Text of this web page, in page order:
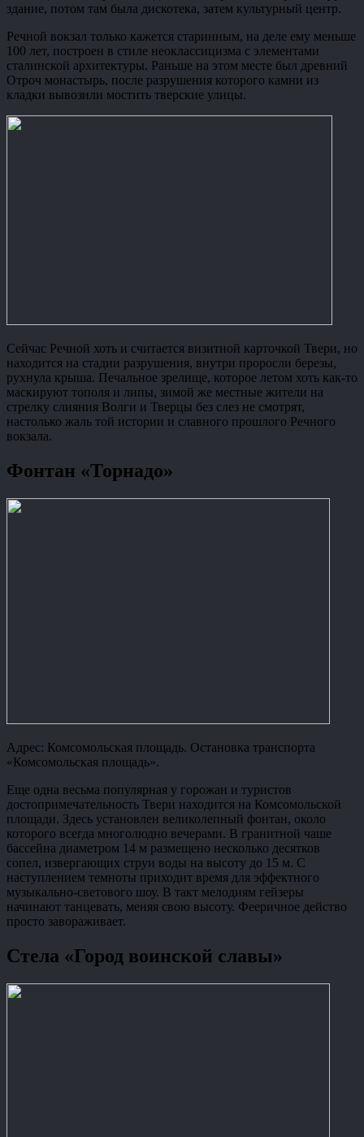
здание, потом там была дискотека, затем культурный центр.
Речной вокзал только кажется старинным, на деле ему меньше
100 лет, построен в стиле неоклассицизма с элементами
сталинской архитектуры. Раньше на этом месте был древний
Отроч монастырь, после разрушения которого камни из
кладки вывозили мостить тверские улицы.
Сейчас Речной хоть и считается визитной карточкой Твери, но
находится на стадии разрушения, внутри проросли березы,
рухнула крыша. Печальное зрелище, которое летом хоть как-то
маскируют тополя и липы, зимой же местные жители на
стрелку слияния Волги и Тверцы без слез не смотрят,
настолько жаль той истории и славного прошлого Речного
вокзала.
Фонтан «Торнадо»
Адрес: Комсомольская площадь. Остановка транспорта
«Комсомольская площадь».
Еще одна весьма популярная у горожан и туристов
достопримечательность Твери находится на Комсомольской
площади. Здесь установлен великолепный фонтан, около
которого всегда многолюдно вечерами. В гранитной чаше
бассейна диаметром 14 м размещено несколько десятков
сопел, извергающих струи воды на высоту до 15 м. С
наступлением темноты приходит время для эффектного
музыкально-светового шоу. В такт мелодиям гейзеры
начинают танцевать, меняя свою высоту. Фееричное действо
просто завораживает.
Стела «Город воинской славы»